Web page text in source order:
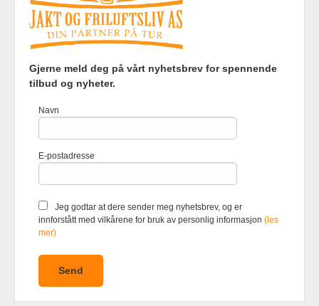
Frakt Kjøpsbetingelser Sikkerhet og personvern
Nyhetsbrev
Foretaksregisteret 920903363
du får en bedre kjøpsopplevelse og
bruker cookies hovedsaklig til å
hva du har puttet i handlekurven
din. Fortsett å bruke siden som
mer
Gjerne meld deg på vårt nyhetsbrev for spennende
tilbud og nyheter.
Navn
E-postadresse
Jeg godtar at dere sender meg nyhetsbrev, og er
innforstått med vilkårene for bruk av personlig informasjon(les
mer)